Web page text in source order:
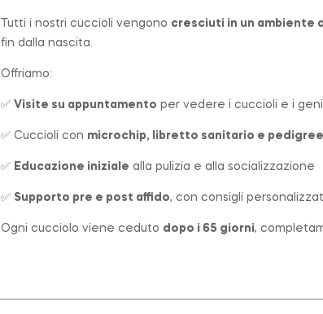
Tutti i nostri cuccioli vengono cresciuti in un ambiente
fin dalla nascita.
Offriamo:
✅ Visite su appuntamento per vedere i cuccioli e i
✅ Cuccioli con microchip, libretto sanitario e pedigree
✅ Educazione iniziale alla pulizia e alla socializzazione
✅ Supporto pre e post affido, con consigli
Ogni cucciolo viene ceduto dopo i 65 giorni,